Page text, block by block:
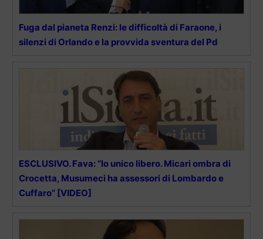
Fuga dal pianeta Renzi: le difficoltà di Faraone, i
silenzi di Orlando e la provvida sventura del Pd
ESCLUSIVO. Fava: “Io unico libero. Micari ombra di
Crocetta, Musumeci ha assessori di Lombardo e
Cuffaro” [VIDEO]